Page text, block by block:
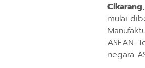
mulai
ASEAN.
negara